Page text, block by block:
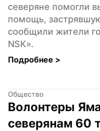
северяне помогли
помощь,
сообщили жители
NSK».
Подробнее >
Общество
Волонтеры
северянам 60